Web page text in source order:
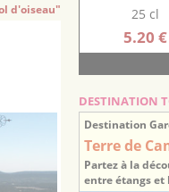
d'oiseau"
25 cl
5.20 €
DESTINATION
Destination
Terre de
Partez à la
entre étangs